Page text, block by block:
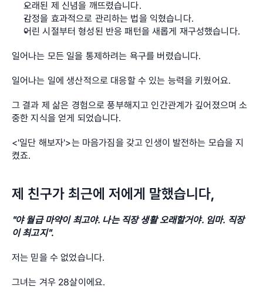
오래된 제 신념을 깨뜨렸습니다.
감정을 효과적으로 관리하는 법을 익혔습니다.
어린 시절부터 형성된 반응 패턴을 새롭게 재구성했습니다.
일어나는 모든 일을 통제하려는 욕구를 버렸습니다.
일어나는 일에 생산적으로 대응할 수 있는 능력을 키웠어요.
그 결과 제 삶은 경험으로 풍부해지고 인간관계가 깊어졌으며 소
중한 지식을 얻게 되었습니다.
<'일단 해보자'>는 마음가짐을 갖고 인생이 발전하는 모습을 지
켰죠.
제 친구가 최근에 저에게 말했습니다,
"야 월급 마약이 최고야. 나는 직장 생활 오래할거야. 임마. 직장
이 최고지".
저는 믿을 수 없었습니다.
그녀는 겨우 28살이에요.